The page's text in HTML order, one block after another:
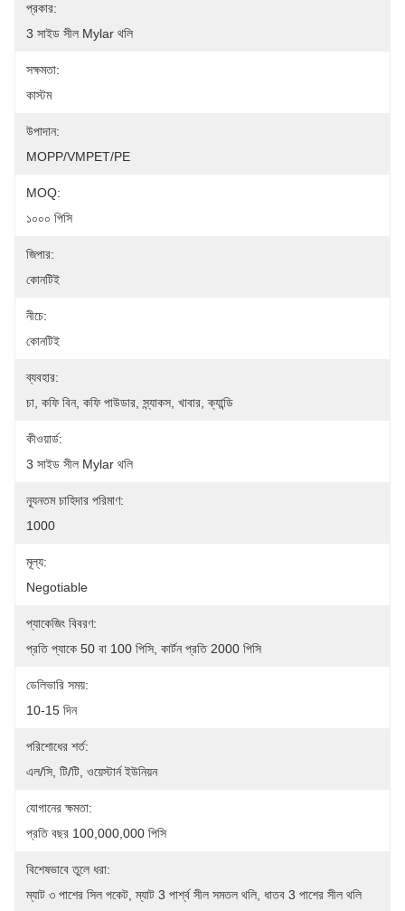
প্রকার:
3 সাইড সীল Mylar থলি
সক্ষমতা:
কাস্টম
উপাদান:
MOPP/VMPET/PE
MOQ:
১০০০ পিসি
জিপার:
কোনটিই
নীচে:
কোনটিই
ব্যবহার:
চা, কফি বিন, কফি পাউডার, স্ন্যাকস, খাবার, ক্যান্ডি
কীওয়ার্ড:
3 সাইড সীল Mylar থলি
ন্যূনতম চাহিদার পরিমাণ:
1000
মূল্য:
Negotiable
প্যাকেজিং বিবরণ:
প্রতি প্যাকে 50 বা 100 পিসি, কার্টন প্রতি 2000 পিসি
ডেলিভারি সময়:
10-15 দিন
পরিশোধের শর্ত:
এল/সি, টি/টি, ওয়েস্টার্ন ইউনিয়ন
যোগানের ক্ষমতা:
প্রতি বছর 100,000,000 পিসি
বিশেষভাবে তুলে ধরা:
ম্যাট ৩ পাশের সিল পকেট , ম্যাট 3 পার্শ্ব সীল সমতল থলি ধাতব 3 পাশের সীল থলি